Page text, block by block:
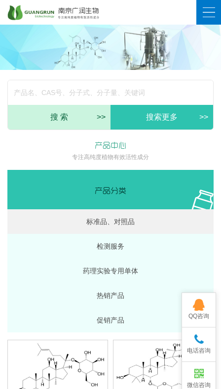
>>
搜 索 >>
搜索更多
产品中心
专注高纯度植物有效活性成分
产品分类
标准品、对照品
检测服务
药理实验专用单体
热销产品
促销产品
QQ咨询
电话咨询
微信咨询